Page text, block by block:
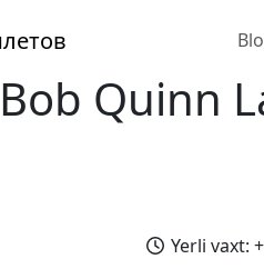
Bob Quinn
Yerli vaxt: